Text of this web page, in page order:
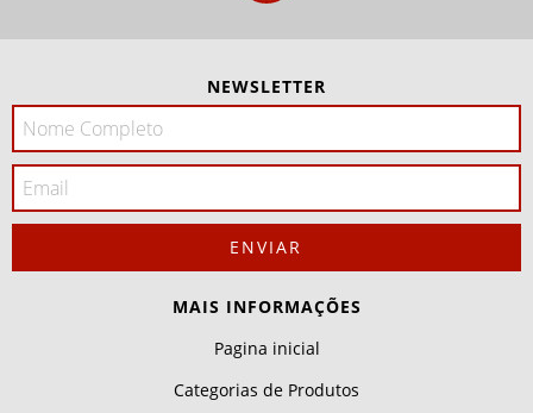
NEWSLETTER
MAIS INFORMAÇÕES
Pagina inicial
Categorias de Produtos